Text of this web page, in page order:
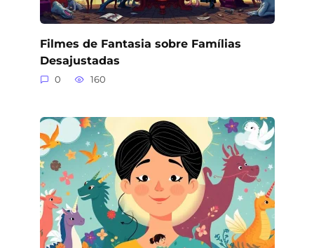
Filmes de Fantasia sobre Famílias
Desajustadas
0 160